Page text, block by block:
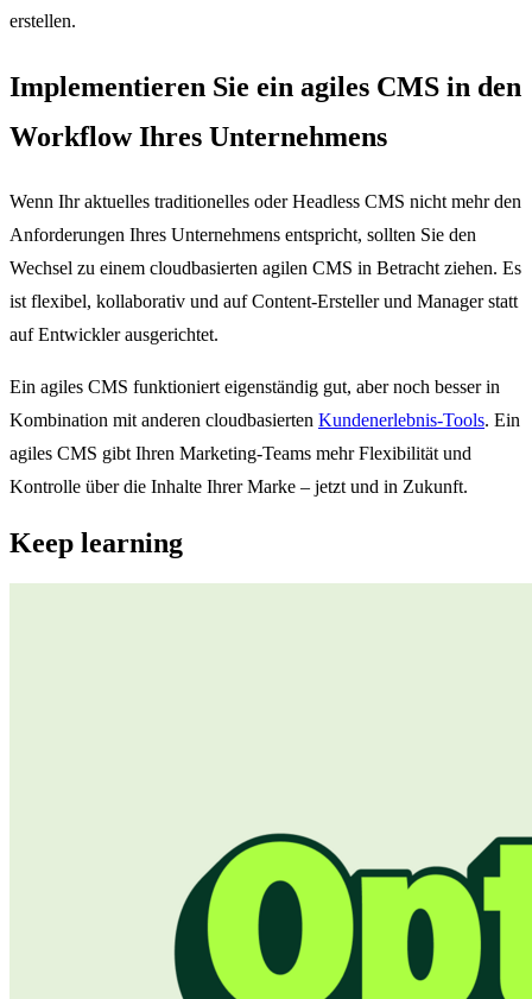
erstellen.
Implementieren Sie ein agiles CMS in den
Workflow Ihres Unternehmens
Wenn Ihr aktuelles traditionelles oder Headless CMS nicht mehr den
Anforderungen Ihres Unternehmens entspricht, sollten Sie den
Wechsel zu einem cloudbasierten agilen CMS in Betracht ziehen. Es
ist flexibel, kollaborativ und auf Content-Ersteller und Manager statt
auf Entwickler ausgerichtet.
Ein agiles CMS funktioniert eigenständig gut, aber noch besser in
Kombination mit anderen cloudbasierten Kundenerlebnis-Tools. Ein
agiles CMS gibt Ihren Marketing-Teams mehr Flexibilität und
Kontrolle über die Inhalte Ihrer Marke – jetzt und in Zukunft.
Keep learning